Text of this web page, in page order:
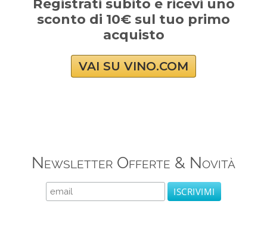
Registrati subito e ricevi uno
sconto di 10€ sul tuo primo
acquisto
VAI SU VINO.COM
Newsletter Offerte & Novità